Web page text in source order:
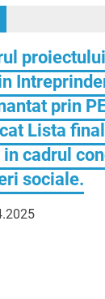
prin
Lista
cadrul
sociale.